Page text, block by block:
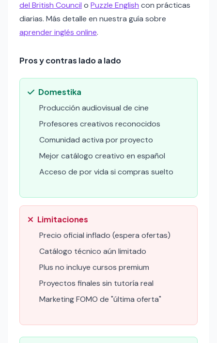
del British Council o Puzzle English con prácticas
diarias. Más detalle en nuestra guía sobre
aprender inglés online.
Pros y contras lado a lado
Domestika
Producción audiovisual de cine
Profesores creativos reconocidos
Comunidad activa por proyecto
Mejor catálogo creativo en español
Acceso de por vida si compras suelto
Limitaciones
Precio oficial inflado (espera ofertas)
Catálogo técnico aún limitado
Plus no incluye cursos premium
Proyectos finales sin tutoría real
Marketing FOMO de "última oferta"